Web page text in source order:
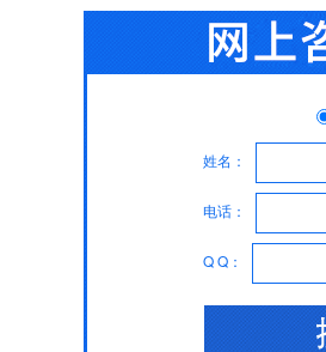
姓名：
电话：
Q Q：